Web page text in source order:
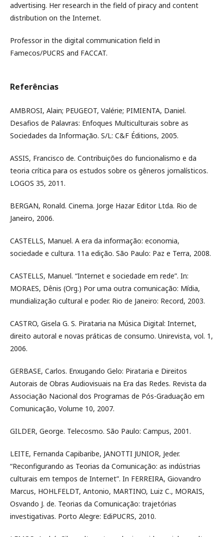
advertising. Her research in the field of piracy and content
distribution on the Internet.
Professor in the digital communication field in
Famecos/PUCRS and FACCAT.
Referências
AMBROSI, Alain; PEUGEOT, Valérie; PIMIENTA, Daniel.
Desafios de Palavras: Enfoques Multiculturais sobre as
Sociedades da Informação. S/L: C&F Éditions, 2005.
ASSIS, Francisco de. Contribuições do funcionalismo e da
teoria crítica para os estudos sobre os gêneros jornalísticos.
LOGOS 35, 2011.
BERGAN, Ronald. Cinema. Jorge Hazar Editor Ltda. Rio de
Janeiro, 2006.
CASTELLS, Manuel. A era da informação: economia,
sociedade e cultura. 11a edição. São Paulo: Paz e Terra, 2008.
CASTELLS, Manuel. “Internet e sociedade em rede”. In:
MORAES, Dênis (Org.) Por uma outra comunicação: Mídia,
mundialização cultural e poder. Rio de Janeiro: Record, 2003.
CASTRO, Gisela G. S. Pirataria na Música Digital: Internet,
direito autoral e novas práticas de consumo. Unirevista, vol. 1,
2006.
GERBASE, Carlos. Enxugando Gelo: Pirataria e Direitos
Autorais de Obras Audiovisuais na Era das Redes. Revista da
Associação Nacional dos Programas de Pós-Graduação em
Comunicação, Volume 10, 2007.
GILDER, George. Telecosmo. São Paulo: Campus, 2001.
LEITE, Fernanda Capibaribe, JANOTTI JUNIOR, Jeder.
“Reconfigurando as Teorias da Comunicação: as indústrias
culturais em tempos de Internet”. In FERREIRA, Giovandro
Marcus, HOHLFELDT, Antonio, MARTINO, Luiz C., MORAIS,
Osvando J. de. Teorias da Comunicação: trajetórias
investigativas. Porto Alegre: EdiPUCRS, 2010.